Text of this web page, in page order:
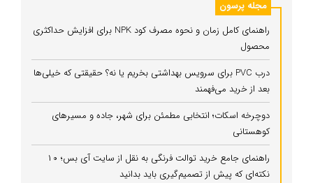
مجله پرسون
راهنمای کامل زمان و نحوه مصرف کود NPK برای افزایش حداکثری
محصول
درب PVC برای سرویس بهداشتی بخریم یا نه؟ حقیقتی که خیلی‌ها
بعد از خرید می‌فهمند
دوچرخه اسکات؛ انتخابی مطمئن برای شهر، جاده و مسیرهای
کوهستانی
راهنمای جامع خرید توالت فرنگی به نقل از سایت آی بس؛ ۱۰
نکته‌ای که پیش از تصمیم‌گیری باید بدانید